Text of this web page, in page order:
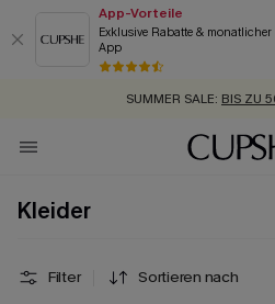
App-Vorteile
Exklusive Rabatte &
App
GRATIS MASSBAND MIT JEDEM
SUMMER SALE:
ZUM NEWSLETTER:BIS ZU -
KOSTENLOSER
Kleider
Filter Sortieren nach